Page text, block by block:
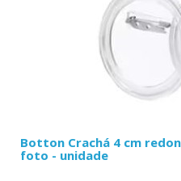
Botton Crachá 4 cm
foto - unidade